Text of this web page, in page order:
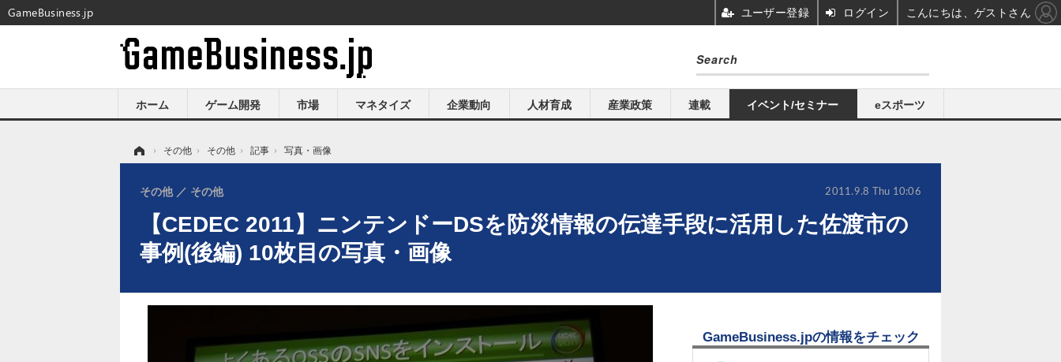
ホーム ゲーム開発 市場 マネタイズ 企業動向 人材育成 産業政策 連載 イベント/セミナー eスポーツ
› その他 › その他 › 記事 › 写真・画像
【CEDEC 2011】ニンテンドーDSを防災情報の伝達手段に活用した佐渡市の
事例(後編) 10枚目の写真・画像
その他 その他 2011.9.8 Thu 10:06
GameBusiness.jpの情報をチェック
GameBusiness.jp ユーザー登録 ログイン こんにちは、ゲストさん